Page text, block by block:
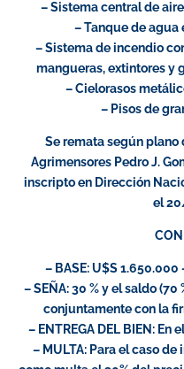
– Sistema central de
– Tanque de agua
– Sistema de incendio
mangueras, extintores y
– Cielorasos
– Pisos de
Se remata según plano
Agrimensores Pedro J.
inscripto en Dirección
el
– BASE: U$S
– SEÑA: 30 % y el saldo
conjuntamente con la
– ENTREGA DEL BIEN:
– MULTA: Para el caso